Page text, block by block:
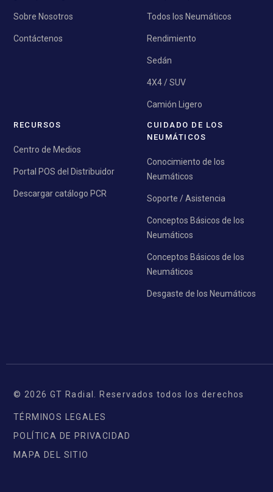
Sobre Nosotros
Contáctenos
Todos los Neumáticos
Rendimiento
Sedán
4X4 / SUV
Camión Ligero
RECURSOS
Centro de Medios
Portal POS del Distribuidor
Descargar catálogo PCR
CUIDADO DE LOS
NEUMÁTICOS
Conocimiento de los
Neumáticos
Soporte / Asistencia
Conceptos Básicos de los
Neumáticos
Conceptos Básicos de los
Neumáticos
Desgaste de los Neumáticos
© 2026 GT Radial. Reservados todos los derechos
TÉRMINOS LEGALES
POLÍTICA DE PRIVACIDAD
MAPA DEL SITIO